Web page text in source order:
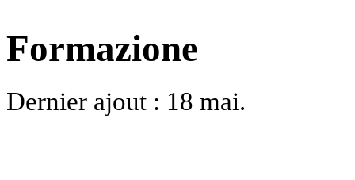
Formazione
Dernier ajout : 18 mai.